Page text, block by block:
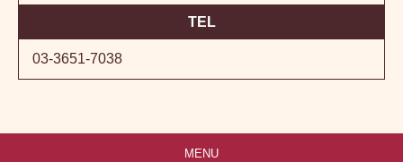
TEL
03-3651-7038
MENU